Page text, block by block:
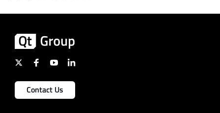
Contact Us